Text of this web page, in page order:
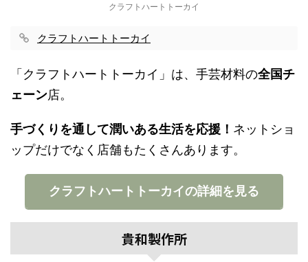
クラフトハートトーカイ
クラフトハートトーカイ
「クラフトハートトーカイ」は、手芸材料の全国チ
ェーン店。
手づくりを通して潤いある生活を応援！ ネットショ
ップだけでなく店舗もたくさんあります。
クラフトハートトーカイの詳細を見る
貴和製作所